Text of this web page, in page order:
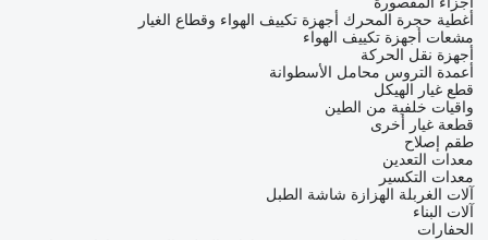
أغطية حجرة المحرك أجهزة تكييف الهواء وقطاع الغيار
مشعات أجهزة تكييف الهواء
أجهزة نقل الحركة
أعمدة التروس محامل الأسطوانة
قطع غيار الهيكل
واقيات خلفية من الطين
قطعة غيار أخرى
طقم إصلاح
معدات التعدين
معدات التكسير
آلات الغربلة الهزازة شاشة الطبل
آلات البناء
الحفارات